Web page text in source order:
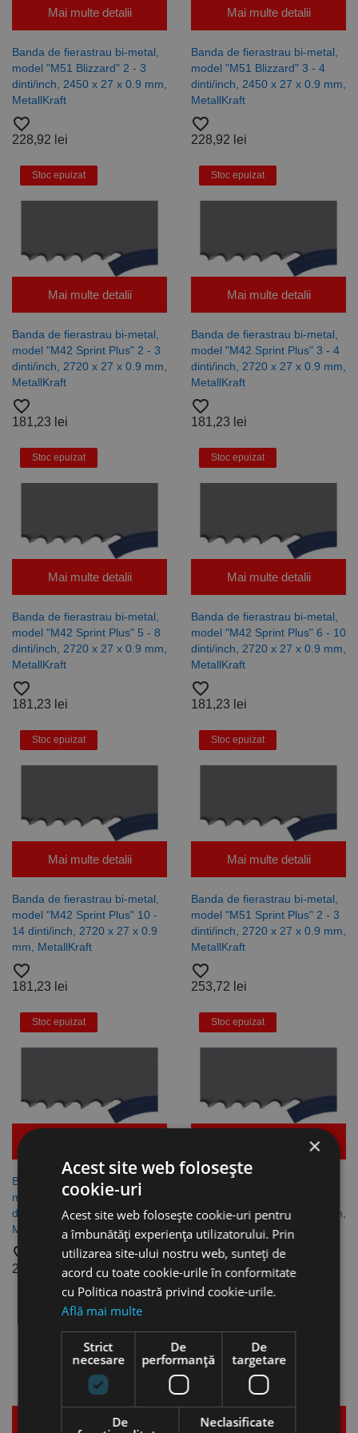
Mai multe detalii
Banda de fierastrau bi-metal,
model "M51 Blizzard" 2 - 3
dinti/inch, 2450 x 27 x 0.9 mm,
MetallKraft
favorite_border
228,92 lei
Mai multe detalii
Banda de fierastrau bi-metal,
model "M51 Blizzard" 3 - 4
dinti/inch, 2450 x 27 x 0.9 mm,
MetallKraft
favorite_border
228,92 lei
Stoc epuizat
Mai multe detalii
Banda de fierastrau bi-metal,
model "M42 Sprint Plus" 2 - 3
dinti/inch, 2720 x 27 x 0.9 mm,
MetallKraft
favorite_border
181,23 lei
Stoc epuizat
Mai multe detalii
Banda de fierastrau bi-metal,
model "M42 Sprint Plus" 3 - 4
dinti/inch, 2720 x 27 x 0.9 mm,
MetallKraft
favorite_border
181,23 lei
Stoc epuizat
Mai multe detalii
Banda de fierastrau bi-metal,
model "M42 Sprint Plus" 5 - 8
dinti/inch, 2720 x 27 x 0.9 mm,
MetallKraft
favorite_border
181,23 lei
Stoc epuizat
Mai multe detalii
Banda de fierastrau bi-metal,
model "M42 Sprint Plus" 6 - 10
dinti/inch, 2720 x 27 x 0.9 mm,
MetallKraft
favorite_border
181,23 lei
Stoc epuizat
Mai multe detalii
Banda de fierastrau bi-metal,
model "M42 Sprint Plus" 10 -
14 dinti/inch, 2720 x 27 x 0.9
mm, MetallKraft
favorite_border
181,23 lei
Stoc epuizat
Mai multe detalii
Banda de fierastrau bi-metal,
model "M51 Sprint Plus" 2 - 3
dinti/inch, 2720 x 27 x 0.9 mm,
MetallKraft
favorite_border
253,72 lei
Stoc epuizat
Banda de fierastrau bi-metal,
model "M51 Sprint Plus" 3 - 4
dinti/inch, 2720 x 27 x 0.9 mm,
MetallKraft
favorite_border
253,72 lei
Stoc epuizat
Mai multe detalii
Banda de fierastrau bi-metal,
dinti/inch, 2720 x 27 x 0.9 mm,
MetallKraft
favorite_border
253,72 lei
Stoc epuizat
Mai multe detalii Mai multe detalii
×
Acest site web folosește
cookie-uri
Acest site web folosește cookie-uri pentru
a îmbunătăți experiența utilizatorului. Prin
utilizarea site-ului nostru web, sunteți de
acord cu toate cookie-urile în conformitate
cu Politica noastră privind cookie-urile.
Află mai multe
Strict
necesare
De
performanță
De
targetare
De
Neclasificate